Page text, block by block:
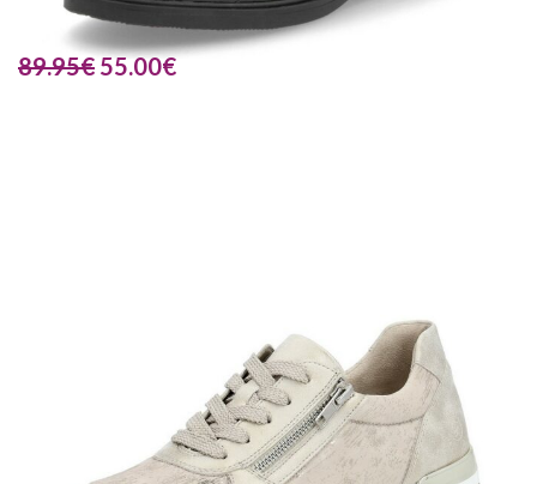
89.95€ 55.00€